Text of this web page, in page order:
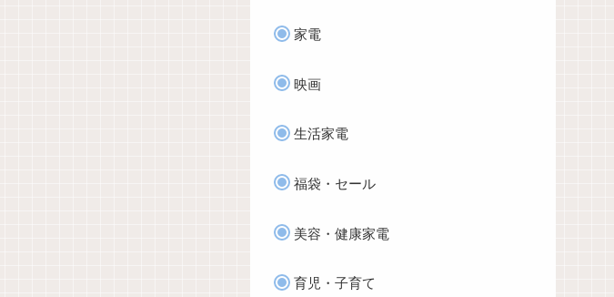
家電
映画
生活家電
福袋・セール
美容・健康家電
育児・子育て